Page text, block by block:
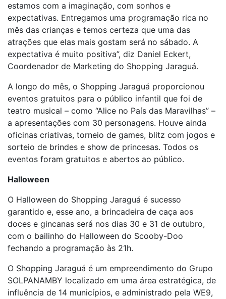
estamos com a imaginação, com sonhos e
expectativas. Entregamos uma programação rica no
mês das crianças e temos certeza que uma das
atrações que elas mais gostam será no sábado. A
expectativa é muito positiva”, diz Daniel Eckert,
Coordenador de Marketing do Shopping Jaraguá.
A longo do mês, o Shopping Jaraguá proporcionou
eventos gratuitos para o público infantil que foi de
teatro musical – como “Alice no País das Maravilhas” –
a apresentações com 30 personagens. Houve ainda
oficinas criativas, torneio de games, blitz com jogos e
sorteio de brindes e show de princesas. Todos os
eventos foram gratuitos e abertos ao público.
Halloween
O Halloween do Shopping Jaraguá é sucesso
garantido e, esse ano, a brincadeira de caça aos
doces e gincanas será nos dias 30 e 31 de outubro,
com o bailinho do Halloween do Scooby-Doo
fechando a programação às 21h.
O Shopping Jaraguá é um empreendimento do Grupo
SOLPANAMBY localizado em uma área estratégica, de
influência de 14 municípios, e administrado pela WE9,